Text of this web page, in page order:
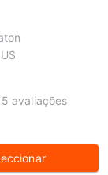
avaliações